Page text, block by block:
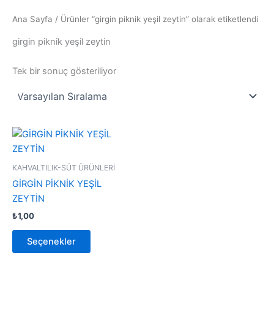
Ana Sayfa / Ürünler “girgin piknik yeşil zeytin” olarak etiketlendi
girgin piknik yeşil zeytin
Tek bir sonuç gösteriliyor
KAHVALTILIK-SÜT ÜRÜNLERİ
GİRGİN PİKNİK YEŞİL
ZEYTİN
₺1,00
Seçenekler
Bu
birden
fazla
varyasyonu
sayfasından